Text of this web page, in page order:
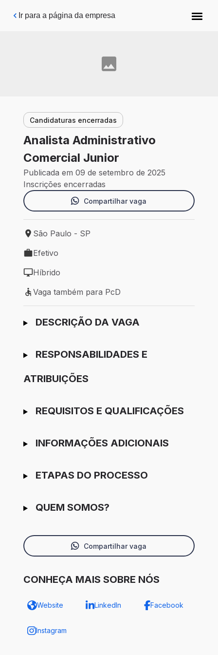
Pular para o conteúdo principal
Ir para a página da empresa
Candidaturas encerradas
Analista Administrativo
Comercial Junior
Publicada em 09 de setembro de 2025
Inscrições encerradas
Compartilhar vaga
Local de trabalho: São Paulo - SP
São Paulo - SP
Tipo de vaga: Efetivo
Efetivo
Modelo de trabalho: Híbrido
Híbrido
Vaga também para PcD
Vaga também para PcD
Ir para candidatura
DESCRIÇÃO DA VAGA
RESPONSABILIDADES E
ATRIBUIÇÕES
REQUISITOS E QUALIFICAÇÕES
INFORMAÇÕES ADICIONAIS
ETAPAS DO PROCESSO
QUEM SOMOS?
Compartilhar vaga
CONHEÇA MAIS SOBRE NÓS
Website LinkedIn Facebook
Instagram